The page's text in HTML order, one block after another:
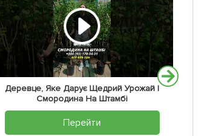
Деревце, Яке Дарує Щедрий Урожай |
Смородина На Штамбі
Перейти